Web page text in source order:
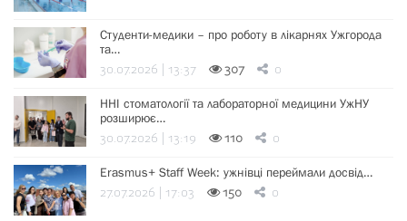
Студенти-медики – про роботу в лікарнях Ужгорода
та…
30.07.2026 | 13:37 307 0
ННІ стоматології та лабораторної медицини УжНУ
розширює…
30.07.2026 | 13:19 110 0
Erasmus+ Staff Week: ужнівці переймали досвід…
27.07.2026 | 17:03 150 0